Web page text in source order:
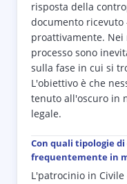
risposta della
documento
proattivamente. Nei
processo sono
sulla fase in cui si
L'obiettivo è che
tenuto all'oscuro in
legale.
Con quali tipologie
frequentemente in
L'patrocinio in